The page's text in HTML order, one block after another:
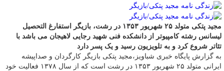
مجید پتکی متولد ۲۵ شهریور ۱۳۵۳ در رشت، بازیگر استفارغ التحصیل
لیسانس رشته کامپیوتر از دانشکده فنی شهید رجایی لاهیجان می باشد با
تئاتر شروع کرد و به تلویزیون رسید و یک پسر دارد
به گزارش پایگاه خبری شباویز،مجید پتکی بازیگر کارگردان و صداپیشه
ایرانی متولد ۲۵ شهریور ۱۳۵۳ در رشت است که از سال ۱۳۷۸ فعالیت خود